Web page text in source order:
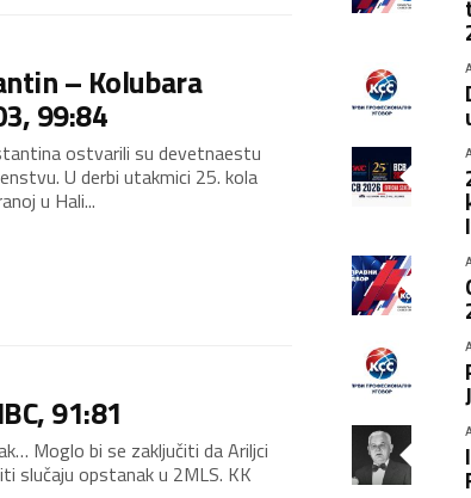
– Kolubara
99:84
ostvarili su devetnaestu
U derbi utakmici 25. kola
u Hali...
91:81
Moglo bi se zaključiti da Ariljci
slučaju opstanak u 2MLS. KK